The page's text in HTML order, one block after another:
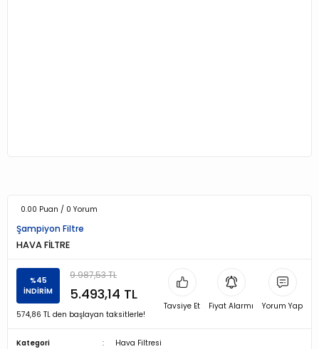
0.00 Puan / 0 Yorum
Şampiyon Filtre
HAVA FİLTRE
%45
İNDİRİM
9.987,53 TL
5.493,14 TL
574,86 TL den başlayan taksitlerle!
Tavsiye Et Fiyat Alarmı Yorum Yap
Kategori Hava Filtresi